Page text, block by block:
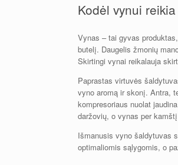
Kodėl vynui
Vynas – tai gyvas
butelį. Daugelis žmonių
Skirtingi vynai reikalauja
Paprastas virtuvės
vyno aromą ir skonį. Antra,
kompresoriaus nuolat
daržovių, o vynas per
Išmanusis vyno šaldytuvas
optimaliomis sąlygomis, o